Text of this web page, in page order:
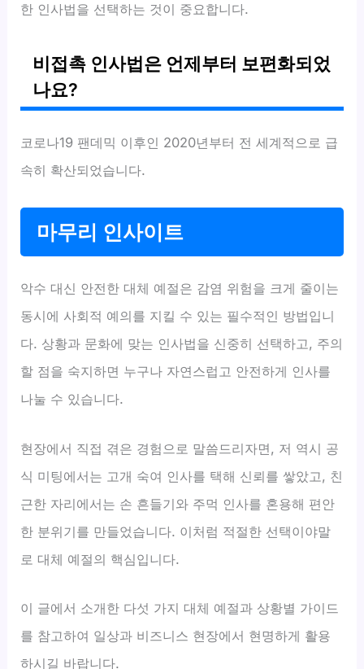
한 인사법을 선택하는 것이 중요합니다.
비접촉 인사법은 언제부터 보편화되었
나요?
코로나19 팬데믹 이후인 2020년부터 전 세계적으로 급
속히 확산되었습니다.
마무리 인사이트
악수 대신 안전한 대체 예절은 감염 위험을 크게 줄이는
동시에 사회적 예의를 지킬 수 있는 필수적인 방법입니
다. 상황과 문화에 맞는 인사법을 신중히 선택하고, 주의
할 점을 숙지하면 누구나 자연스럽고 안전하게 인사를
나눌 수 있습니다.
현장에서 직접 겪은 경험으로 말씀드리자면, 저 역시 공
식 미팅에서는 고개 숙여 인사를 택해 신뢰를 쌓았고, 친
근한 자리에서는 손 흔들기와 주먹 인사를 혼용해 편안
한 분위기를 만들었습니다. 이처럼 적절한 선택이야말
로 대체 예절의 핵심입니다.
이 글에서 소개한 다섯 가지 대체 예절과 상황별 가이드
를 참고하여 일상과 비즈니스 현장에서 현명하게 활용
하시길 바랍니다.